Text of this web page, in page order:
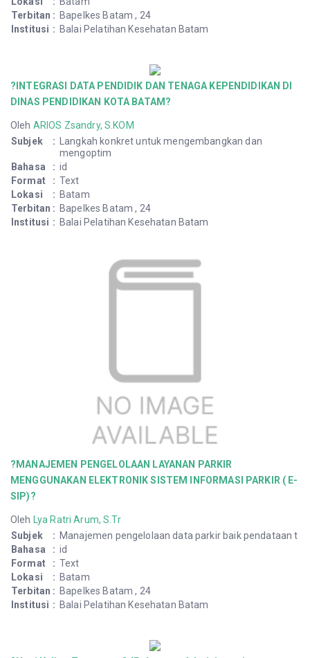
Terbitan : Bapelkes Batam , 24
Institusi : Balai Pelatihan Kesehatan Batam
?INTEGRASI DATA PENDIDIK DAN TENAGA KEPENDIDIKAN DI
DINAS PENDIDIKAN KOTA BATAM?
Oleh ARIOS Zsandry, S.KOM
Subjek
: Langkah konkret untuk mengembangkan dan
mengoptim
Bahasa
: id
Format
: Text
Lokasi
: Batam
Terbitan : Bapelkes Batam , 24
Institusi : Balai Pelatihan Kesehatan Batam
?MANAJEMEN PENGELOLAAN LAYANAN PARKIR
MENGGUNAKAN ELEKTRONIK SISTEM INFORMASI PARKIR ( E-
SIP)?
Oleh Lya Ratri Arum, S.Tr
Subjek
: Manajemen pengelolaan data parkir baik pendataan t
Bahasa
: id
Format
: Text
Lokasi
: Batam
Terbitan : Bapelkes Batam , 24
Institusi : Balai Pelatihan Kesehatan Batam